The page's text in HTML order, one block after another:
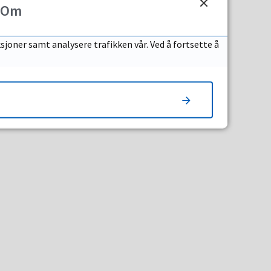
Om
samt analysere trafikken vår. Ved å fortsette å